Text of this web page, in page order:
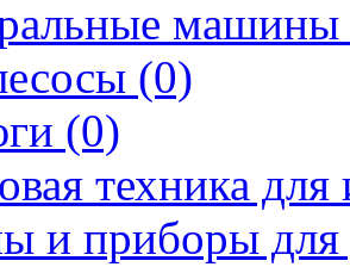
машины
(0)
(0)
техника
и приборы для